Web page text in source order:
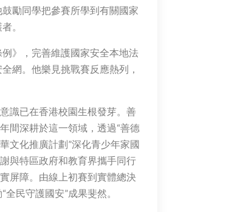
勵同學把參賽所學到有關國家
。
》，完善維護國家安全本地法
網。他樂見挑戰賽反應熱列，
識已在香港校園生根發芽。善
間深耕於這一領域，透過“善德
文化推廣計劃”深化青少年家國
與特區政府和教育界攜手同行
屏障。由線上初賽到實體總決
民守護國安”成果斐然。